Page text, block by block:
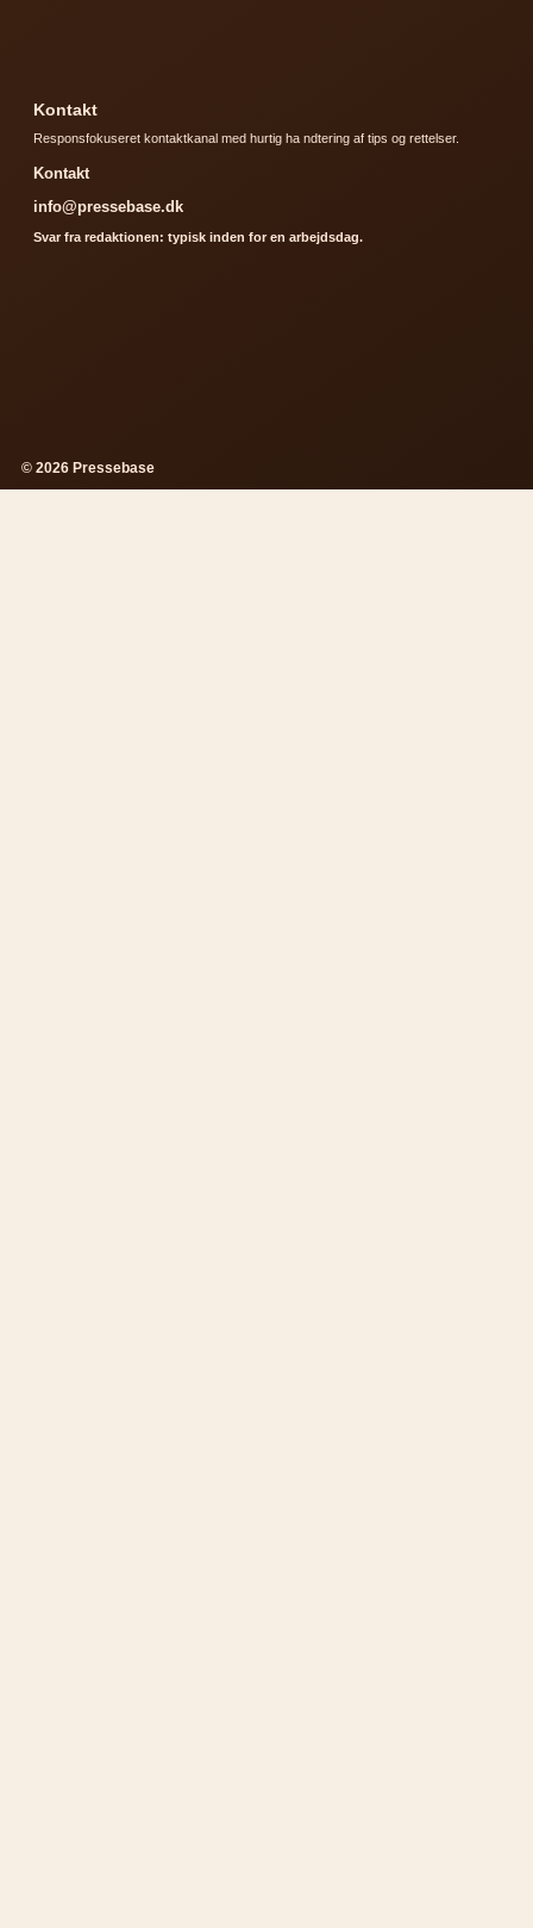
Kontakt
Responsfokuseret kontaktkanal med hurtig ha ndtering af tips og rettelser.
Kontakt
info@pressebase.dk
Svar fra redaktionen: typisk inden for en arbejdsdag.
© 2026 Pressebase